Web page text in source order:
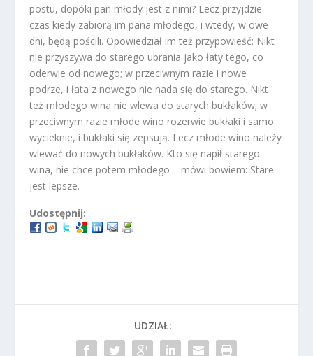
postu, dopóki pan młody jest z nimi? Lecz przyjdzie
czas kiedy zabiorą im pana młodego, i wtedy, w owe
dni, będą pościli. Opowiedział im też przypowieść: Nikt
nie przyszywa do starego ubrania jako łaty tego, co
oderwie od nowego; w przeciwnym razie i nowe
podrze, i łata z nowego nie nada się do starego. Nikt
też młodego wina nie wlewa do starych bukłaków; w
przeciwnym razie młode wino rozerwie bukłaki i samo
wycieknie, i bukłaki się zepsują. Lecz młode wino należy
wlewać do nowych bukłaków. Kto się napił starego
wina, nie chce potem młodego – mówi bowiem: Stare
jest lepsze.
Udostępnij:
UDZIAŁ: